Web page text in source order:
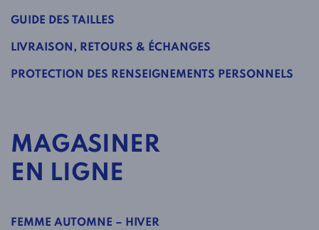
GUIDE DES TAILLES
LIVRAISON, RETOURS & ÉCHANGES
PROTECTION DES RENSEIGNEMENTS PERSONNELS
MAGASINER
EN LIGNE
FEMME AUTOMNE – HIVER